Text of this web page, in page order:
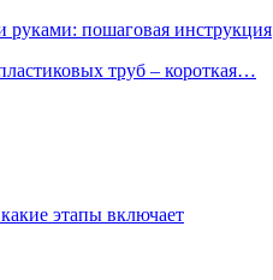
руками: пошаговая инструкция
труб – короткая…
этапы включает